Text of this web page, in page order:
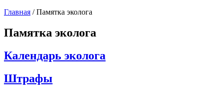
Главная /Памятка эколога
Памятка эколога
Календарь эколога
Штрафы